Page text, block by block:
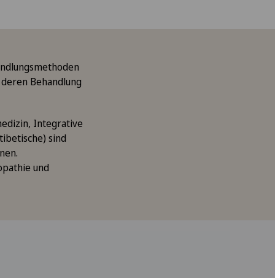
Behandlung
Integrative
sind
und